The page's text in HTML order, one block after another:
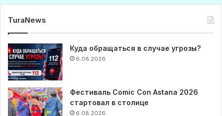
TuraNews
Куда обращаться в случае угрозы?
6.08.2026
Фестиваль Comic Con Astana 2026
стартовал в столице
6.08.2026